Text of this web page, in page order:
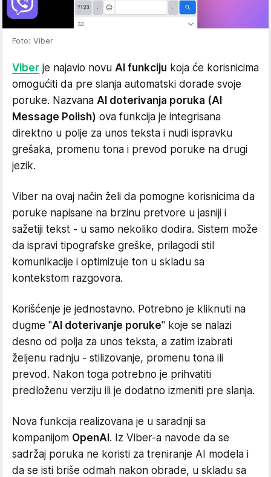
Foto: Viber
Viber je najavio novu AI funkciju koja će korisnicima
omogućiti da pre slanja automatski dorade svoje
poruke. Nazvana AI doterivanja poruka (AI
Message Polish) ova funkcija je integrisana
direktno u polje za unos teksta i nudi ispravku
grešaka, promenu tona i prevod poruke na drugi
jezik.
Viber na ovaj način želi da pomogne korisnicima da
poruke napisane na brzinu pretvore u jasniji i
sažetiji tekst - u samo nekoliko dodira. Sistem može
da ispravi tipografske greške, prilagodi stil
komunikacije i optimizuje ton u skladu sa
kontekstom razgovora.
Korišćenje je jednostavno. Potrebno je kliknuti na
dugme "AI doterivanje poruke" koje se nalazi
desno od polja za unos teksta, a zatim izabrati
željenu radnju - stilizovanje, promenu tona ili
prevod. Nakon toga potrebno je prihvatiti
predloženu verziju ili je dodatno izmeniti pre slanja.
Nova funkcija realizovana je u saradnji sa
kompanijom OpenAI . Iz Viber-a navode da se
sadržaj poruka ne koristi za treniranje AI modela i
da se isti briše odmah nakon obrade, u skladu sa